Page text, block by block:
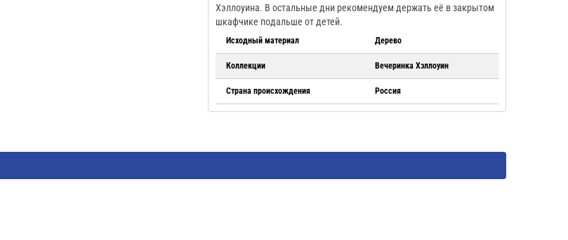
Хэллоуина. В остальные дни рекомендуем держать её в закрытом
шкафчике подальше от детей.
Исходный материал Дерево
Коллекции Вечеринка Хэллоуин
Страна происхождения Россия